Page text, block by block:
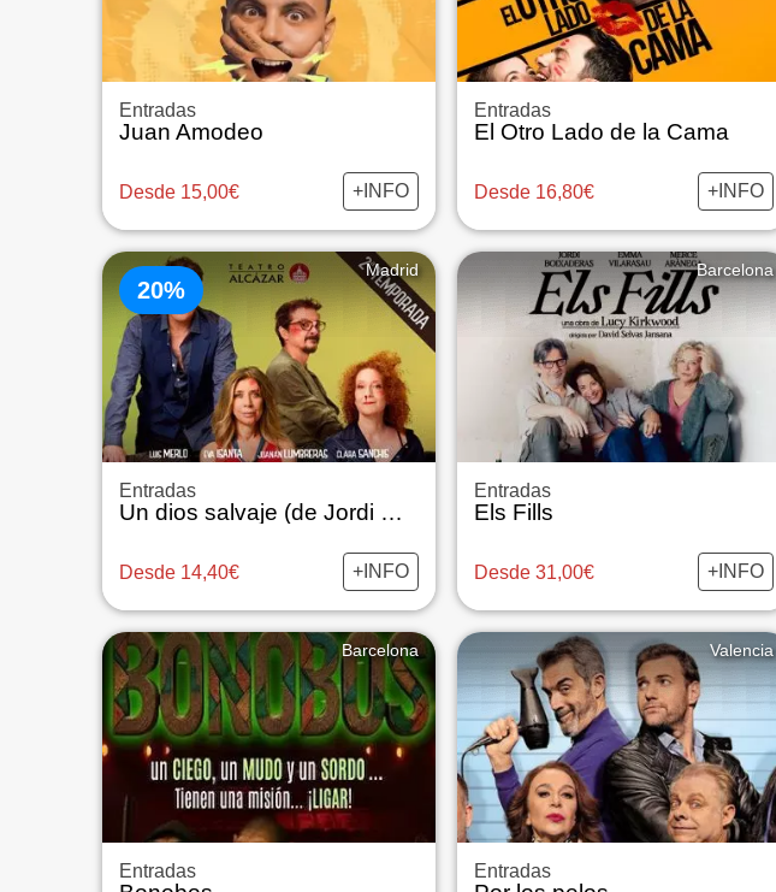
Entradas
Juan Amodeo
Desde 15,00€ +INFO
Entradas
El Otro Lado de la Cama
Desde 16,80€ +INFO
20%
Madrid
Entradas
Un dios salvaje (de Jordi Galcerán)
Desde 14,40€ +INFO
Barcelona
Entradas
Els Fills
Desde 31,00€ +INFO
Barcelona
Entradas
Valencia
Entradas